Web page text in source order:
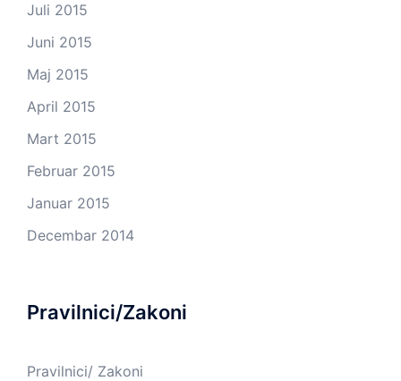
Juli 2015
Juni 2015
Maj 2015
April 2015
Mart 2015
Februar 2015
Januar 2015
Decembar 2014
Pravilnici/Zakoni
Pravilnici/ Zakoni